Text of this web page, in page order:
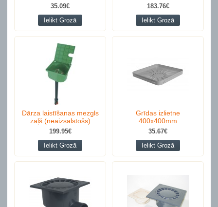
35.09€
Ielikt Grozā
183.76€
Ielikt Grozā
Dārza laistīšanas mezgls
zaļš (neaizsalstošs)
199.95€
Ielikt Grozā
Grīdas izlietne
400x400mm
35.67€
Ielikt Grozā